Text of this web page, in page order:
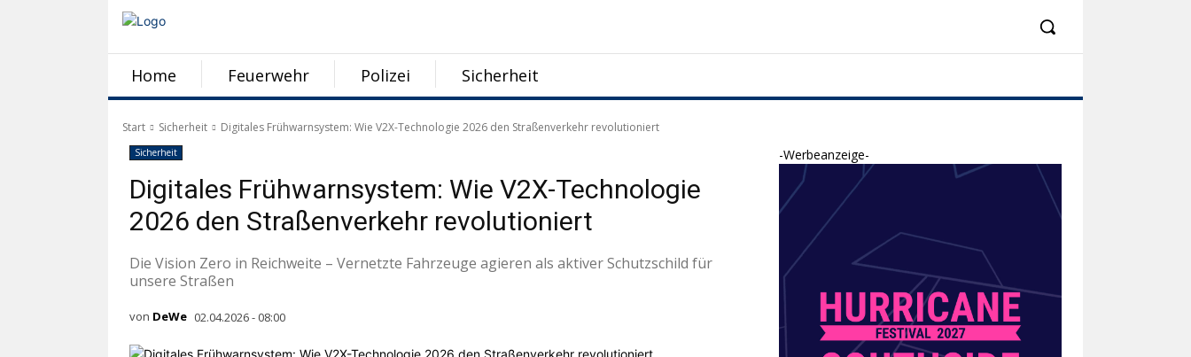
Home Feuerwehr Polizei Sicherheit
Start Sicherheit Digitales Frühwarnsystem: Wie V2X-Technologie 2026 den Straßenverkehr revolutioniert
Sicherheit
Digitales Frühwarnsystem: Wie V2X-Technologie
2026 den Straßenverkehr revolutioniert
Die Vision Zero in Reichweite – Vernetzte Fahrzeuge agieren als aktiver Schutzschild für
unsere Straßen
von DeWe 02.04.2026 - 08:00
-Werbeanzeige-